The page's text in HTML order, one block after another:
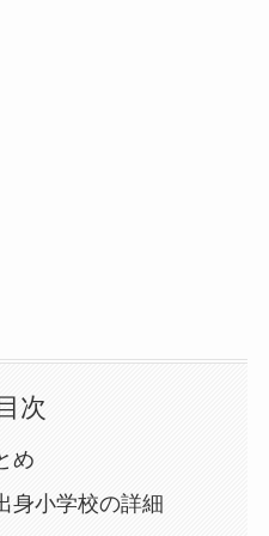
目次
め
身小学校の詳細